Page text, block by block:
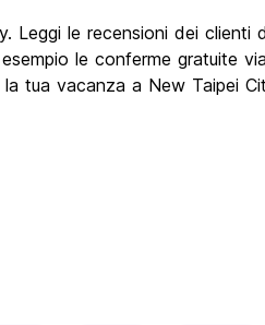
le recensioni dei clienti
le conferme gratuite
tua vacanza a New Taipei